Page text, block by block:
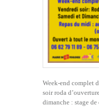
Week-end complet
soir roda
dimanche : stage